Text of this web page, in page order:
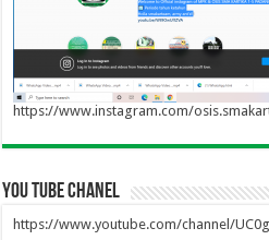
https://www.instagram.com/
you tube chanel
https://www.youtube.com/channel/